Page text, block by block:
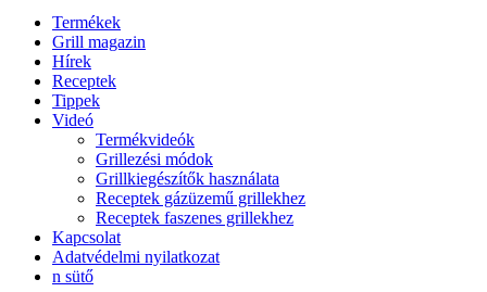
Termékek
Grill magazin
Hírek
Receptek
Tippek
Videó
Termékvideók
Grillezési módok
Grillkiegészítők használata
Receptek gázüzemű grillekhez
Receptek faszenes grillekhez
Kapcsolat
Adatvédelmi nyilatkozat
n sütő